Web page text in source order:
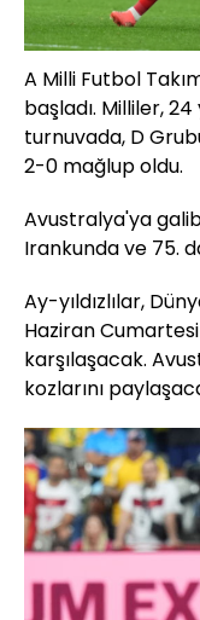
A Milli Futbol
başladı. Milliler,
turnuvada, D
2-0 mağlup oldu.
Avustralya'ya
Irankunda ve 75.
Ay-yıldızlılar,
Haziran
karşılaşacak.
kozlarını